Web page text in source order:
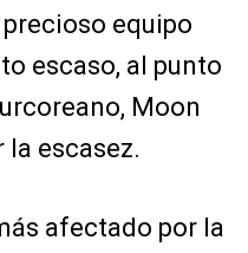
equipo
escaso, al punto
Moon
la escasez.
afectado por la